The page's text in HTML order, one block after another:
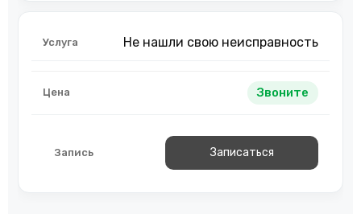
Не нашли свою неисправность
Звоните
Записаться